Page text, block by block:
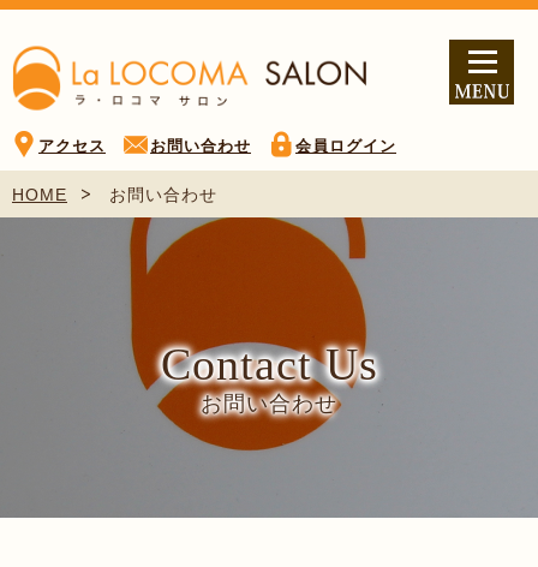
アクセス お問い合わせ 会員ログイン
HOME お問い合わせ
Contact Us
お問い合わせ